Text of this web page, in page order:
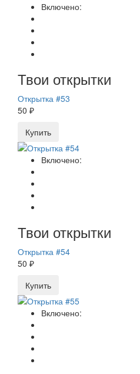
Включено:
Твои открытки
Открытка #53
50 ₽
Купить
Включено:
Твои открытки
Открытка #54
50 ₽
Купить
Включено: